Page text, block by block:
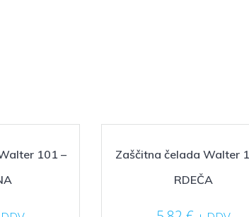
101 –
Zaščitna čelada Walter
RDEČA